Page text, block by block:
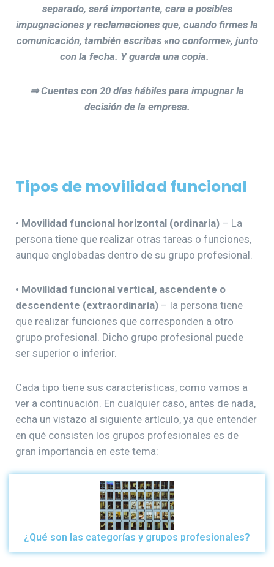
separado, será importante, cara a posibles
impugnaciones y reclamaciones que, cuando firmes la
comunicación, también escribas «no conforme», junto
con la fecha. Y guarda una copia.
⇒ Cuentas con 20 días hábiles para impugnar la
decisión de la empresa.
Tipos de movilidad funcional
• Movilidad funcional horizontal (ordinaria) – La
persona tiene que realizar otras tareas o funciones,
aunque englobadas dentro de su grupo profesional.
• Movilidad funcional vertical, ascendente o
descendente (extraordinaria) – la persona tiene
que realizar funciones que corresponden a otro
grupo profesional. Dicho grupo profesional puede
ser superior o inferior.
Cada tipo tiene sus características, como vamos a
ver a continuación. En cualquier caso, antes de nada,
echa un vistazo al siguiente artículo, ya que entender
en qué consisten los grupos profesionales es de
gran importancia en este tema:
¿Qué son las categorías y grupos profesionales?